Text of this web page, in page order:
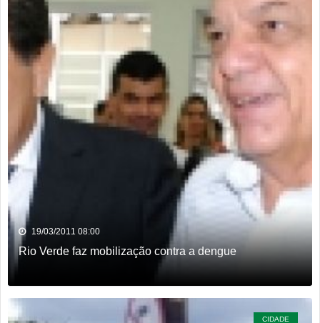
19/03/2011 08:00
Rio Verde faz mobilização contra a dengue
CIDADE